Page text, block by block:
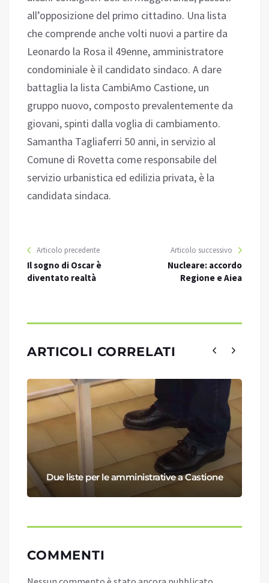
all’opposizione del primo cittadino. Una lista
che comprende anche volti nuovi a partire da
Leonardo la Rosa il 49enne, amministratore
condominiale è il candidato sindaco. A dare
battaglia la lista CambiAmo Castione, un
gruppo nuovo, composto prevalentemente da
giovani, spinti dalla voglia di cambiamento.
Samantha Tagliaferri 50 anni, in servizio al
Comune di Rovetta come responsabile del
servizio urbanistica ed edilizia privata, è la
candidata sindaca.
Articolo precedente
Il sogno di Oscar è
diventato realtà
Articolo successivo
Nucleare: accordo
Regione e Aiea
ARTICOLI CORRELATI
Due liste per le amministrative a Castione
COMMENTI